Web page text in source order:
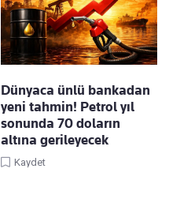
Dünyaca ünlü bankadan
yeni tahmin! Petrol yıl
sonunda 70 doların
altına gerileyecek
Kaydet